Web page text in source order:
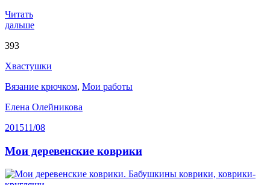
Читать
дальше
393
Хвастушки
Вязание крючком, Мои работы
Елена Олейникова
201511/08
Мои деревенские коврики